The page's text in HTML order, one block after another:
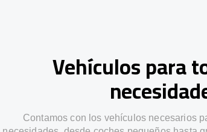
Vehículos para
Contamos con los vehículos necesarios